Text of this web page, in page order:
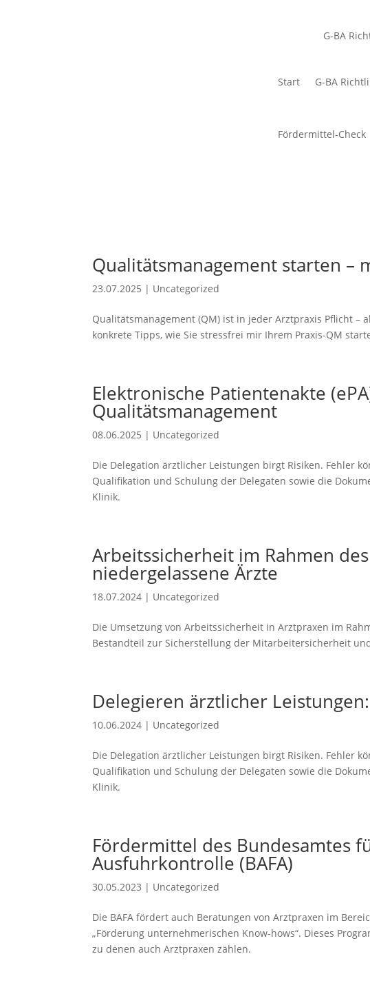
G-BA
Start
G-BA
Fördermittel-Check
Qualitätsmanagement starten –
23.07.2025 | Uncategorized
Qualitätsmanagement (QM) ist in jeder Arztpraxis Pflicht –
konkrete Tipps, wie Sie stressfrei mir Ihrem Praxis-QM
Elektronische Patientenakte
Qualitätsmanagement
08.06.2025 | Uncategorized
Die Delegation ärztlicher Leistungen birgt Risiken. Fehler
Qualifikation und Schulung der Delegaten sowie die
Klinik.
Arbeitssicherheit im Rahmen
niedergelassene Ärzte
18.07.2024 | Uncategorized
Die Umsetzung von Arbeitssicherheit in Arztpraxen im
Bestandteil zur Sicherstellung der Mitarbeitersicherheit
Delegieren ärztlicher
10.06.2024 | Uncategorized
Die Delegation ärztlicher Leistungen birgt Risiken. Fehler
Qualifikation und Schulung der Delegaten sowie die
Klinik.
Fördermittel des Bundesamtes
Ausfuhrkontrolle (BAFA)
30.05.2023 | Uncategorized
Die BAFA fördert auch Beratungen von Arztpraxen im
„Förderung unternehmerischen Know-hows“. Dieses
zu denen auch Arztpraxen zählen.